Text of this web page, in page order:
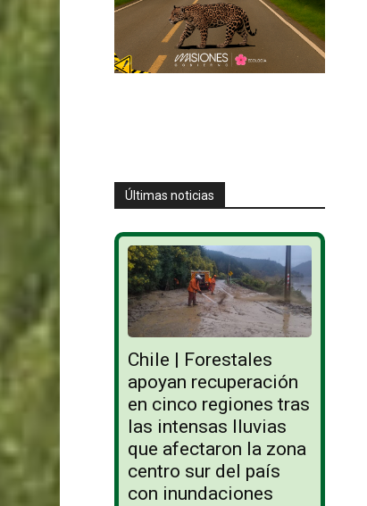
Últimas noticias
Chile | Forestales
apoyan recuperación
en cinco regiones tras
las intensas lluvias
que afectaron la zona
centro sur del país
con inundaciones